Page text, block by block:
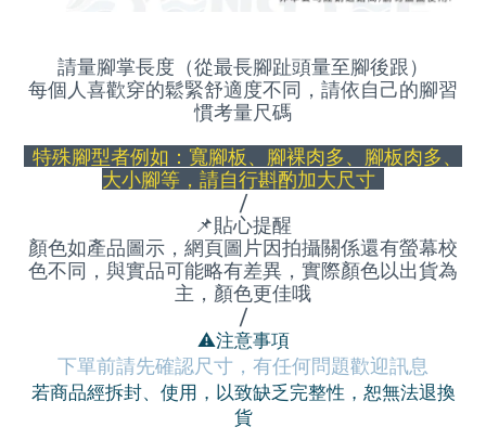
請量腳掌長度（從最長腳趾頭量至腳後跟）
每個人喜歡穿的鬆緊舒適度不同，請依自己的腳習
慣考量尺碼
特殊腳型者例如：寬腳板、腳裸肉多、腳板肉多、
大小腳等，請自行斟酌加大尺寸
/
📌貼心提醒
顏色如產品圖示，網頁圖片因拍攝關係還有螢幕校
色不同，與實品可能略有差異，實際顏色以出貨為
主，顏色更佳哦
/
⚠️注意事項
下單前請先確認尺寸，有任何問題歡迎訊息
若商品經拆封、使用，以致缺乏完整性，恕無法退換
貨